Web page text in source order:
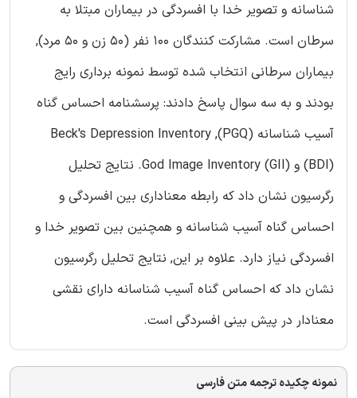
شناسانه و تصویر خدا با افسردگی در بیماران مبتلا به
سرطان است. مشارکت کنندگان 100 نفر (50 زن و 50 مرد),
بیماران سرطانی انتخاب شده توسط نمونه برداری رایج
بودند و به سه سوال پاسخ دادند: پرسشنامه احساس گناه
آسیب شناسانه (PGQ), Beck's Depression Inventory
(BDl) و God Image Inventory (GIl). نتایج تحلیل
رگرسیون نشان داد که رابطه معناداری بین افسردگی و
احساس گناه آسیب شناسانه و همچنین بین تصویر خدا و
افسردگی نیاز دارد. علاوه بر این, نتایج تحلیل رگرسیون
نشان داد که احساس گناه آسیب شناسانه دارای نقشی
معنادار در پیش بینی افسردگی است.
نمونه چکیده ترجمه متن فارسی